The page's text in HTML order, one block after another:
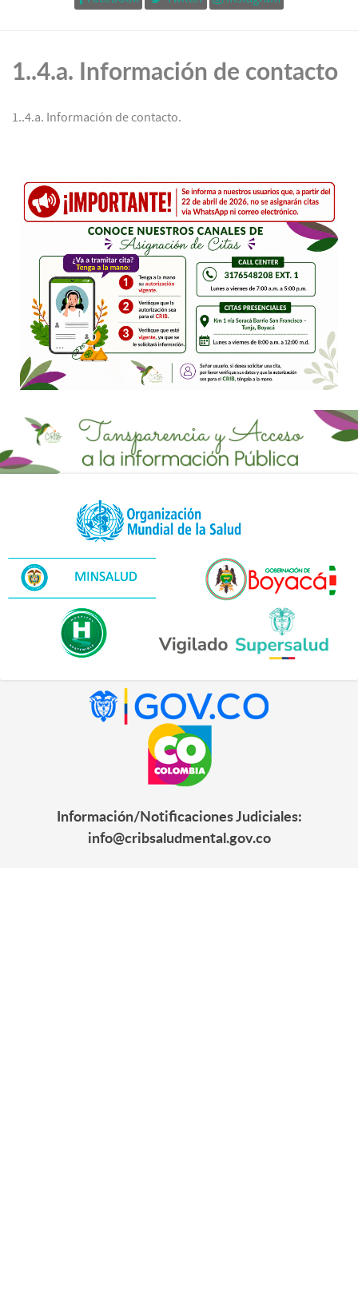
1..4.a. Información de contacto
1..4.a. Información de contacto.
Información/Notificaciones Judiciales:
info@cribsaludmental.gov.co